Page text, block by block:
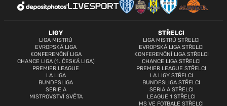
LIGY
LIGA MISTRŮ
EVROPSKÁ LIGA
KONFERENČNÍ LIGA
CHANCE LIGA (1. ČESKÁ LIGA)
PREMIER LEAGUE
LA LIGA
BUNDESLIGA
SERIE A
MISTROVSTVÍ SVĚTA
STŘELCI
LIGA MISTRŮ STŘELCI
EVROPSKÁ LIGA STŘELCI
KONFERENČNÍ LIGA STŘELCI
CHANCE LIGA STŘELCI
PREMIER LEAGUE STŘELCI
LA LIGY STŘELCI
BUNDESLIGA STŘELCI
SERIA A STŘELCI
LEAGUE 1 STŘELCI
MS VE FOTBALE STŘELCI